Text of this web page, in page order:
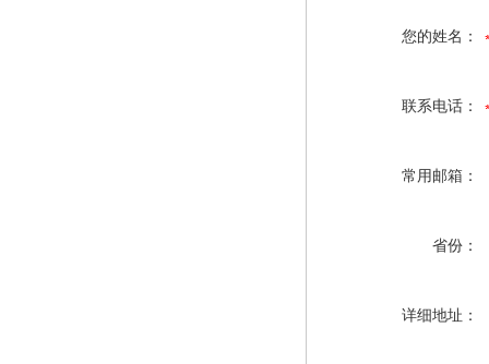
您的姓名：
联系电话：
常用邮箱：
省份：
详细地址：